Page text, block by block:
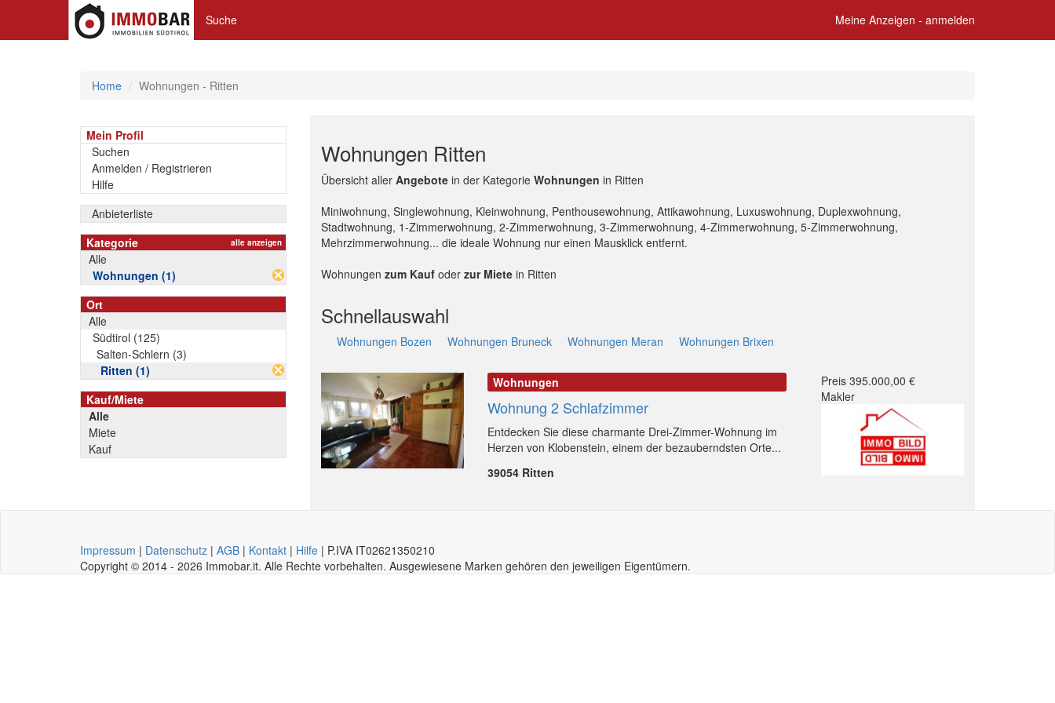
Suche Meine Anzeigen - anmelden
Home Wohnungen - Ritten
Mein Profil
Suchen
Anmelden / Registrieren
Hilfe
Anbieterliste
Kategorie
alle anzeigen
Alle
Wohnungen (1)
Ort
Alle
Südtirol (125)
Salten-Schlern (3)
Ritten (1)
Kauf/Miete
Alle
Miete
Kauf
Wohnungen Ritten
Übersicht aller Angebotein der Kategorie Wohnungen in Ritten
Miniwohnung, Singlewohnung, Kleinwohnung, Penthousewohnung, Attikawohnung, Luxuswohnung, Duplexwohnung,
Stadtwohnung, 1-Zimmerwohnung, 2-Zimmerwohnung, 3-Zimmerwohnung, 4-Zimmerwohnung, 5-Zimmerwohnung,
Mehrzimmerwohnung... die ideale Wohnung nur einen Mausklick entfernt.
Wohnungen zum Kaufoder zur Mietein Ritten
Schnellauswahl
Wohnungen Bozen Wohnungen Bruneck Wohnungen Meran Wohnungen Brixen
Wohnungen
Wohnung 2 Schlafzimmer
Entdecken Sie diese charmante Drei-Zimmer-Wohnung im
Herzen von Klobenstein, einem der bezauberndsten Orte...
39054 Ritten
Preis 395.000,00 €
Makler
Impressum | Datenschutz | AGB | Kontakt | Hilfe | P.IVA IT02621350210
Copyright © 2014 - 2026 Immobar.it. Alle Rechte vorbehalten. Ausgewiesene Marken gehören den jeweiligen Eigentümern.